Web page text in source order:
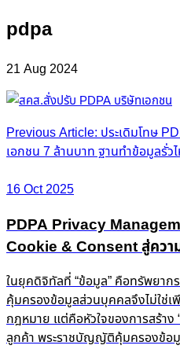
pdpa
21 Aug 2024
Post
navigation
Previous Article: ประเดิมโทษ
เอกชน 7 ล้านบาท ฐานทำข้อมูลรั่ว
16 Oct 2025
PDPA Privacy
Cookie & Consent สู่ควา
ในยุคดิจิทัลที่ “ข้อมูล” คือทรัพยา
คุ้มครองข้อมูลส่วนบุคคลจึงไม่ใช่
กฎหมาย แต่คือหัวใจของการสร้าง
ลูกค้า พระราชบัญญัติคุ้มครองข้